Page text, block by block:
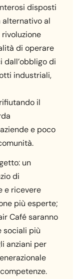
disposti
alternativo al
di operare
di
industriali,
il
e poco
un
di
e ricevere
più esperte;
Café saranno
sociali più
anziani per